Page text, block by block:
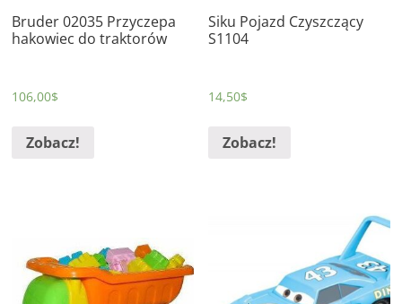
Bruder 02035 Przyczepa
hakowiec do traktorów
106,00$
Zobacz!
Siku Pojazd Czyszczący
S1104
14,50$
Zobacz!